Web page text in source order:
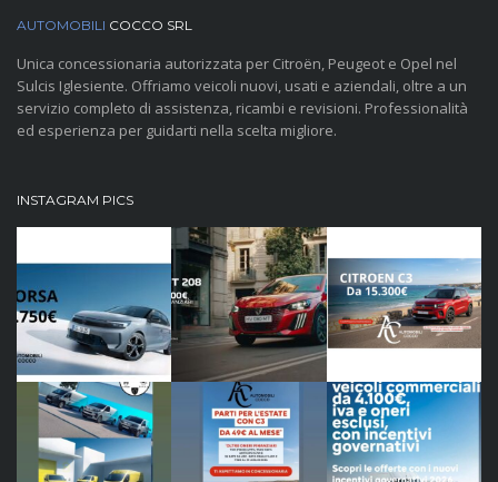
AUTOMOBILI COCCO SRL
Unica concessionaria autorizzata per Citroën, Peugeot e Opel nel
Sulcis Iglesiente. Offriamo veicoli nuovi, usati e aziendali, oltre a un
servizio completo di assistenza, ricambi e revisioni. Professionalità
ed esperienza per guidarti nella scelta migliore.
INSTAGRAM PICS